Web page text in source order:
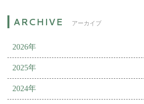
アーカイブ
2026年
2025年
2024年